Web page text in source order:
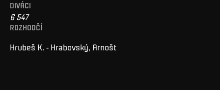
DIVÁCI
6 547
ROZHODČÍ
Hrubeš K. - Hrabovský, Arnošt